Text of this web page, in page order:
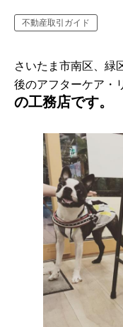
不動産取引ガイド
さいたま市南区、緑
後のアフターケア・
の工務店です。